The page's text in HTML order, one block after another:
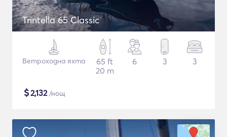
Trintella 65 Classic
Ветроходна яхта
65 ft
20 m
6 3 3
$2,132/нощ